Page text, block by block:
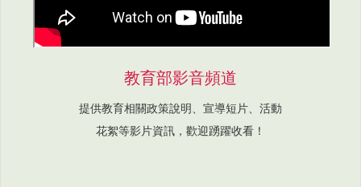
教育部影音頻道
提供教育相關政策說明、宣導短片、活動
花絮等影片資訊，歡迎踴躍收看！